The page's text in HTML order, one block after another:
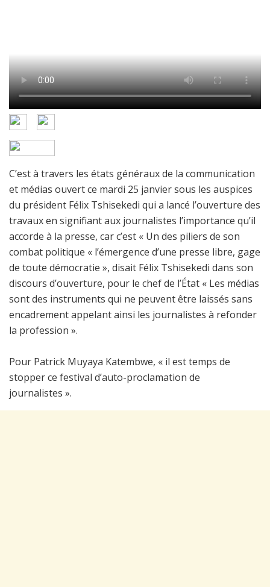
C’est à travers les états généraux de la communication
et médias ouvert ce mardi 25 janvier sous les auspices
du président Félix Tshisekedi qui a lancé l’ouverture des
travaux en signifiant aux journalistes l’importance qu’il
accorde à la presse, car c’est « Un des piliers de son
combat politique « l’émergence d’une presse libre, gage
de toute démocratie », disait Félix Tshisekedi dans son
discours d’ouverture, pour le chef de l’État « Les médias
sont des instruments qui ne peuvent être laissés sans
encadrement appelant ainsi les journalistes à refonder
la profession ».
Pour Patrick Muyaya Katembwe, « il est temps de
stopper ce festival d’auto-proclamation de
journalistes ».